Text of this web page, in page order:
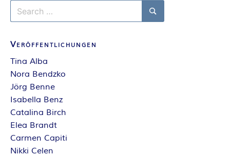
Search
for:
Search
Veröffentlichungen
Tina Alba
Nora Bendzko
Jörg Benne
Isabella Benz
Catalina Birch
Elea Brandt
Carmen Capiti
Nikki Celen